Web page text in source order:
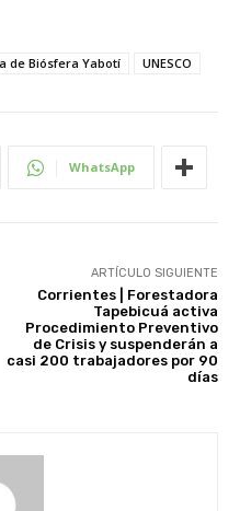
de Biósfera Yabotí UNESCO
WhatsApp
ARTÍCULO SIGUIENTE
Corrientes | Forestadora
Tapebicuá activa
Procedimiento Preventivo
de Crisis y suspenderán a
casi 200 trabajadores por 90
días